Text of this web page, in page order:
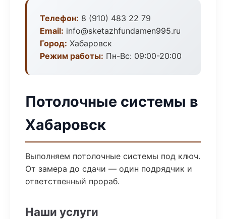
Телефон: 8 (910) 483 22 79
Email: info@sketazhfundamen995.ru
Город: Хабаровск
Режим работы: Пн-Вс: 09:00-20:00
Потолочные системы в
Хабаровск
Выполняем потолочные системы под ключ.
От замера до сдачи — один подрядчик и
ответственный прораб.
Наши услуги